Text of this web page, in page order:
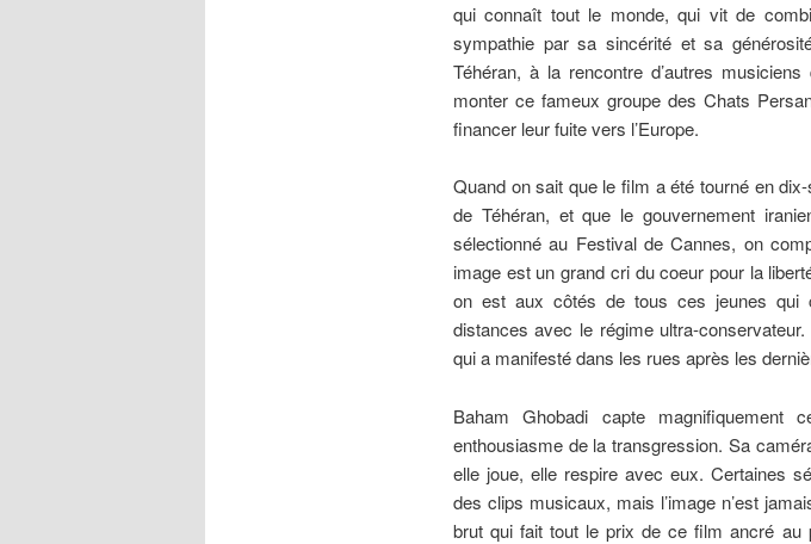
qui connaît tout le monde, qui vit de
sympathie par sa sincérité et sa
Téhéran, à la rencontre d’autres
monter ce fameux groupe des Chats
financer leur fuite vers l’Europe.
Quand on sait que le film a été tourné en
de Téhéran, et que le gouvernement
sélectionné au Festival de Cannes, on
image est un grand cri du coeur pour la
on est aux côtés de tous ces jeunes qui
distances avec le régime ultra-
qui a manifesté dans les rues après les
Baham Ghobadi capte
enthousiasme de la transgression. Sa
elle joue, elle respire avec eux. Certaines
des clips musicaux, mais l’image n’est
brut qui fait tout le prix de ce film ancré au